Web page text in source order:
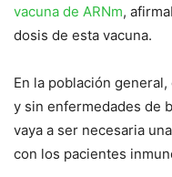
vacuna de ARNm,
dosis de esta vacuna.
En la población
y sin enfermedades de
vaya a ser necesaria
con los pacientes